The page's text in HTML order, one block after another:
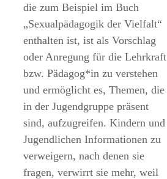
die zum Beispiel im Buch
„Sexualpädagogik der Vielfalt“
enthalten ist, ist als Vorschlag
oder Anregung für die Lehrkraft
bzw. Pädagog*in zu verstehen
und ermöglicht es, Themen, die
in der Jugendgruppe präsent
sind, aufzugreifen. Kindern und
Jugendlichen Informationen zu
verweigern, nach denen sie
fragen, verwirrt sie mehr, weil